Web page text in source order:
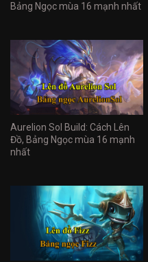
Bảng Ngọc mùa 16 mạnh nhất
Aurelion Sol Build: Cách Lên
Đồ, Bảng Ngọc mùa 16 mạnh
nhất